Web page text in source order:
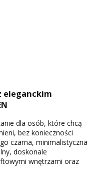
eleganckim
dla osób, które chcą
bez konieczności
czarna, minimalistyczna
doskonale
wnętrzami oraz